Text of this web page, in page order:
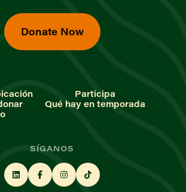
Donate Now
Participa
Qué hay en temporada
SÍGANOS